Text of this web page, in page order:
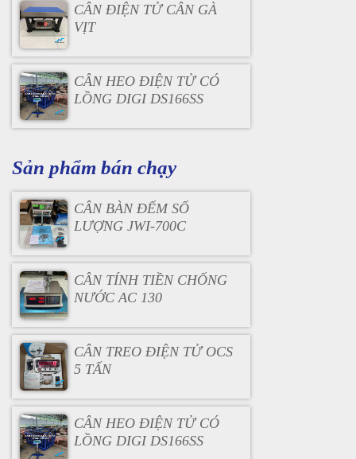
CÂN ĐIỆN TỬ CÂN GÀ
VỊT
CÂN HEO ĐIỆN TỬ CÓ
LỒNG DIGI DS166SS
Sản phẩm bán chạy
CÂN BÀN ĐẾM SỐ
LƯỢNG JWI-700C
CÂN TÍNH TIỀN CHỐNG
NƯỚC AC 130
CÂN TREO ĐIỆN TỬ OCS
5 TẤN
CÂN HEO ĐIỆN TỬ CÓ
LỒNG DIGI DS166SS